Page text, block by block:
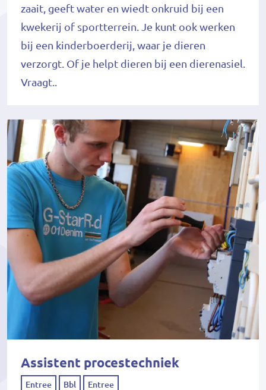
zaait, geeft water en wiedt onkruid bij een
kwekerij of sportterrein. Je kunt ook werken
bij een kinderboerderij, waar je dieren
verzorgt. Of je helpt dieren bij een dierenasiel.
Vraagt..
Assistent procestechniek
Entree Bbl Entree